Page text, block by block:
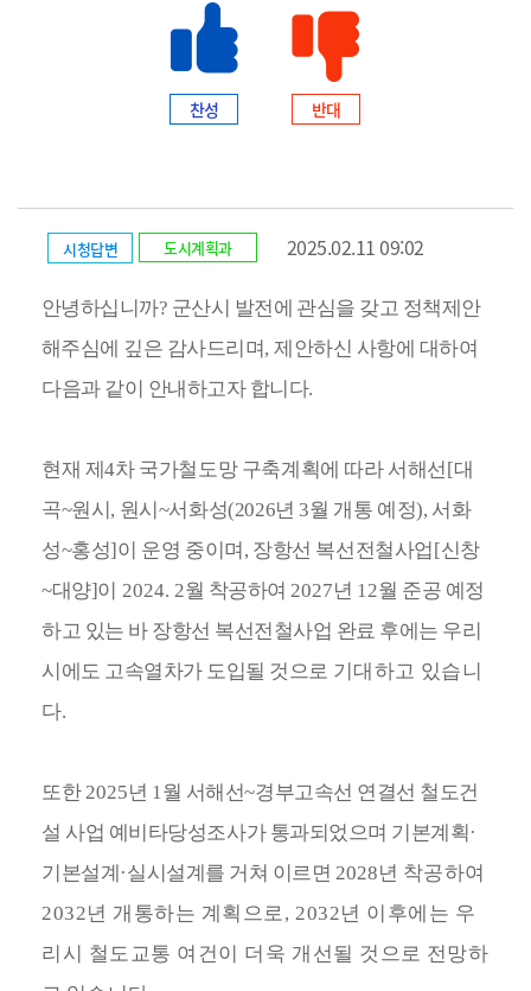
찬성 반대
시청답변 도시계획과 2025.02.11 09:02
안녕하십니까? 군산시 발전에 관심을 갖고 정책제안
해주심에 깊은 감사드리며,제안하신 사항에 대하여
다음과 같이 안내하고자 합니다.
현재 제4차 국가철도망 구축계획에 따라 서해선[대
곡~원시, 원시~서화성(2026년 3월 개통 예정), 서화
성~홍성]이 운영 중이며 , 장항선 복선전철사업[신창
~대양]이 2024. 2월 착공하여2027년 12월 준공 예정
하고 있는 바 장항선 복선전철사업 완료 후에는 우리
시에도 고속열차가 도입될 것으로 기대하고 있습니
다.
또한2025년 1월 서해선~경부고속선 연결선 철도건
설 사업 예비 타당성조사가 통과되었으며 기본계획·
기본설계 ·실시설계를 거쳐 이르면 2028년 착공하여
2032년 개통하는 계획으로, 2032년 이후에는 우
리시 철도교통 여건이 더욱 개선될 것으로 전망하